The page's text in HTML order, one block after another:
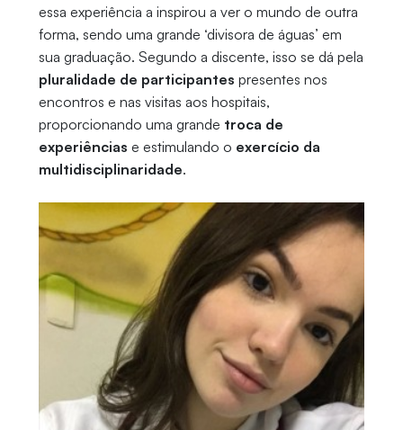
essa experiência a inspirou a ver o mundo de outra
forma, sendo uma grande ‘divisora de águas’ em
sua graduação. Segundo a discente, isso se dá pela
pluralidade de participantes presentes nos
encontros e nas visitas aos hospitais,
proporcionando uma grande troca de
experiências e estimulando o exercício da
multidisciplinaridade.